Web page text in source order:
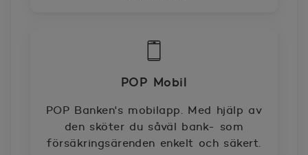
POP Mobil
POP Banken's mobilapp. Med hjälp av
den sköter du såväl bank- som
försäkringsärenden enkelt och säkert.